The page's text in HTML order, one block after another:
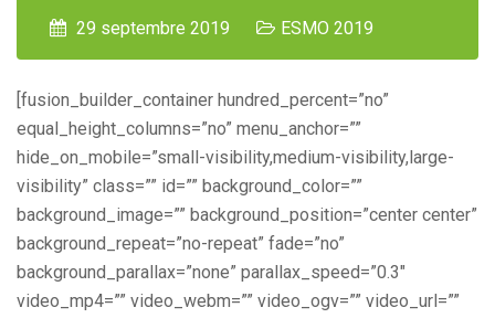
29 septembre 2019 ESMO 2019
[fusion_builder_container hundred_percent=”no”
equal_height_columns=”no” menu_anchor=””
hide_on_mobile=”small-visibility,medium-visibility,large-
visibility” class=”” id=”” background_color=””
background_image=”” background_position=”center center”
background_repeat=”no-repeat” fade=”no”
background_parallax=”none” parallax_speed=”0.3″
video_mp4=”” video_webm=”” video_ogv=”” video_url=””